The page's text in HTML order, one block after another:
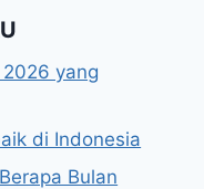
yang
di Indonesia
Bulan